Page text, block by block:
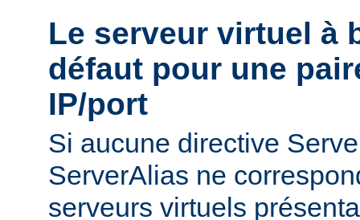
Le serveur virtuel à
défaut pour une
IP/port
Si aucune directive
ServerAlias ne
serveurs virtuels